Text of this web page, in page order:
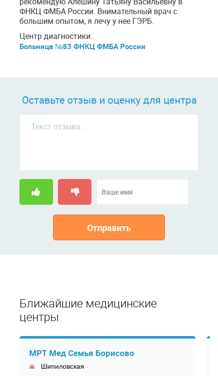
ФНКЦ ФМБА России. Внимательный врач с
большим опытом, я лечу у нее ГЭРБ.
Центр диагностики:
Больница №83 ФНКЦ ФМБА России
Оставьте отзыв и оценку для центра
Отправить
Ближайшие медицинские
центры
МРТ Мед Семья Борисово
Шипиловская